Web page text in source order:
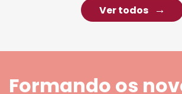
Ver todos
Formando os